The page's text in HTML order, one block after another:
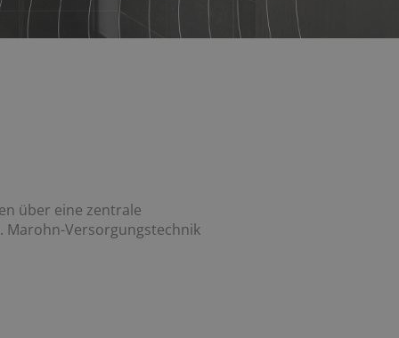
über eine zentrale
Marohn-Versorgungstechnik